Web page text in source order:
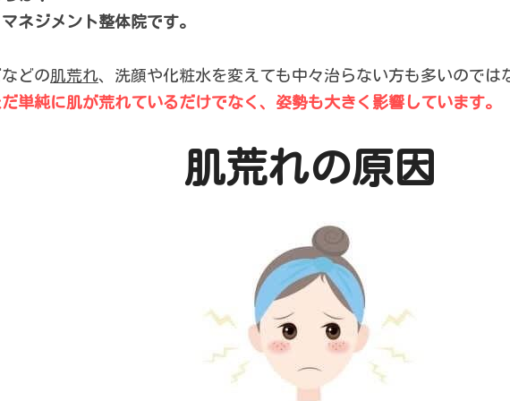
ネジメント整体院です。
どの肌荒れ、洗顔や化粧水を変えても中々治らない方も多いのでは
単純に肌が荒れているだけでなく、姿勢も大きく影響しています。
肌荒れの原因